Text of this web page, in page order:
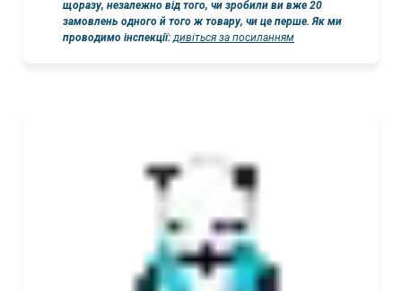
щоразу, незалежно від того, чи зробили ви вже 20
замовлень одного й того ж товару, чи це перше. Як ми
проводимо інспекції:дивіться за посиланням